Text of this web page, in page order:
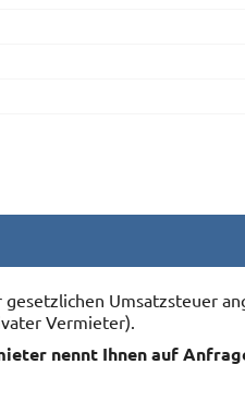
Umsatzsteuer
Vermieter).
nennt Ihnen auf